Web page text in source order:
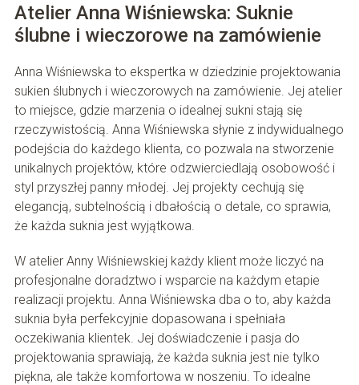
Atelier Anna Wiśniewska: Suknie
ślubne i wieczorowe na zamówienie
Anna Wiśniewska to ekspertka w dziedzinie projektowania
sukien ślubnych i wieczorowych na zamówienie. Jej atelier
to miejsce, gdzie marzenia o idealnej sukni stają się
rzeczywistością. Anna Wiśniewska słynie z indywidualnego
podejścia do każdego klienta, co pozwala na stworzenie
unikalnych projektów, które odzwierciedlają osobowość i
styl przyszłej panny młodej. Jej projekty cechują się
elegancją, subtelnością i dbałością o detale, co sprawia,
że każda suknia jest wyjątkowa.
W atelier Anny Wiśniewskiej każdy klient może liczyć na
profesjonalne doradztwo i wsparcie na każdym etapie
realizacji projektu. Anna Wiśniewska dba o to, aby każda
suknia była perfekcyjnie dopasowana i spełniała
oczekiwania klientek. Jej doświadczenie i pasja do
projektowania sprawiają, że każda suknia jest nie tylko
piękna, ale także komfortowa w noszeniu. To idealne